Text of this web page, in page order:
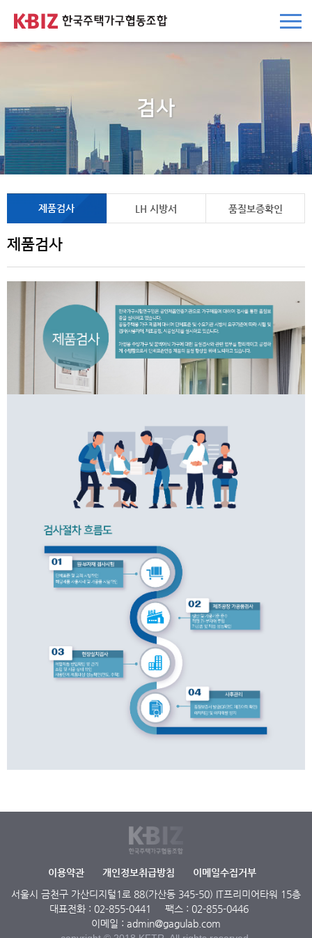
검사
제품검사 LH 시방서 품질보증확인
제품검사
이용약관 개인정보취급방침
이메일수집거부
서울시 금천구 가산디지털1로 88(가산동 345-50) IT프리미어타워 15층
대표전화 : 02-855-0441
팩스 : 02-855-0446
이메일 : admin@gagulab.com